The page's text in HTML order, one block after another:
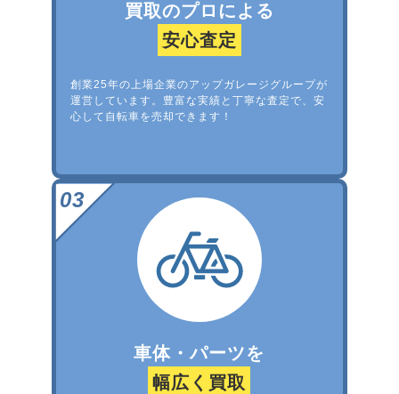
買取のプロによる
安心査定
創業25年の上場企業のアップガレージグループが
運営しています。豊富な実績と丁寧な査定で、安
心して自転車を売却できます！
車体・パーツを
幅広く買取